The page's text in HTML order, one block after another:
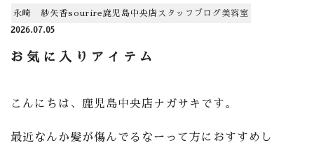
永崎 紗矢香sourire鹿児島中央店 スタッフ ブログ美容室
2026.07.05
お気に入りアイテム
こんにちは、鹿児島中央店ナガサキです。
最近なんか髪が傷んでるなーって方におすすめし